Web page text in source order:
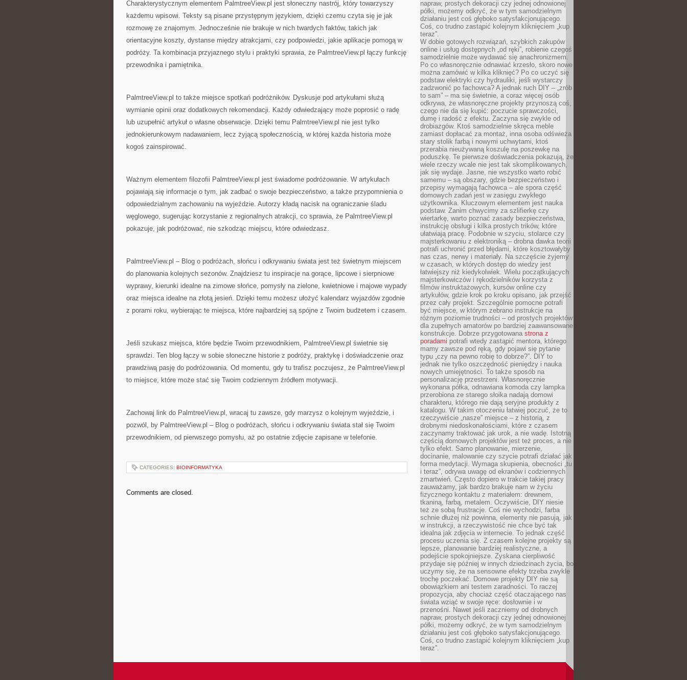
Charakterystycznym elementem PalmtreeView.pl jest słoneczny nastrój, który towarzyszy
każdemu wpisowi. Teksty są pisane przystępnym językiem, dzięki czemu czyta się je jak
rozmowę ze znajomym. Jednocześnie nie brakuje w nich twardych faktów, takich jak
orientacyjne koszty, dystanse między atrakcjami, czy podpowiedzi, jakie aplikacje pomogą w
podróży. Ta kombinacja przyjaznego stylu i praktyki sprawia, że PalmtreeView.pl łączy funkcję
przewodnika i pamiętnika.
PalmtreeView.pl to także miejsce spotkań podróżników. Dyskusje pod artykułami służą
wymianie opinii oraz dodatkowych rekomendacji. Każdy odwiedzający może poprosić o radę
lub uzupełnić artykuł o własne obserwacje. Dzięki temu PalmtreeView.pl nie jest tylko
jednokierunkowym nadawaniem, lecz żyjącą społecznością, w której każda historia może
kogoś zainspirować.
Ważnym elementem filozofii PalmtreeView.pl jest świadome podróżowanie. W artykułach
pojawiają się informacje o tym, jak zadbać o swoje bezpieczeństwo, a także przypomnienia o
odpowiedzialnym zachowaniu na wyjeździe. Autorzy kładą nacisk na ograniczanie śladu
węglowego, sugerując korzystanie z regionalnych atrakcji, co sprawia, że PalmtreeView.pl
pokazuje, jak podróżować, nie szkodząc miejscu, które odwiedzasz.
PalmtreeView.pl – Blog o podróżach, słońcu i odkrywaniu świata jest też świetnym miejscem
do planowania kolejnych sezonów. Znajdziesz tu inspiracje na gorące, lipcowe i sierpniowe
wyprawy, kierunki idealne na zimowe słońce, pomysły na zielone, kwietniowe i majowe wypady
oraz miejsca idealne na złotą jesień. Dzięki temu możesz ułożyć kalendarz wyjazdów zgodnie
z porami roku, wybierając te miejsca, które najbardziej są spójne z Twoim budżetem i czasem.
Jeśli szukasz miejsca, które będzie Twoim przewodnikiem, PalmtreeView.pl świetnie się
sprawdzi. Ten blog łączy w sobie słoneczne historie z podróży, praktykę i doświadczenie oraz
prawdziwą pasję do podróżowania. Od momentu, gdy tu trafisz poczujesz, że PalmtreeView.pl
to miejsce, które może stać się Twoim codziennym źródłem motywacji.
Zachowaj link do PalmtreeView.pl, wracaj tu zawsze, gdy marzysz o kolejnym wyjeździe, i
pozwól, by PalmtreeView.pl – Blog o podróżach, słońcu i odkrywaniu świata stał się Twoim
przewodnikiem, od pierwszego pomysłu, aż po ostatnie zdjęcie zapisane w telefonie.
CATEGORIES: BIOINFORMATYKA
Comments are closed.
napraw, prostych dekoracji czy jednej odnowionej
półki, możemy odkryć, że w tym samodzielnym
działaniu jest coś głęboko satysfakcjonującego.
Coś, co trudno zastąpić kolejnym kliknięciem „kup
teraz”.
W dobie gotowych rozwiązań, szybkich zakupów
online i usług dostępnych „od ręki”, robienie czegoś
samodzielnie może wydawać się anachronizmem.
Po co własnoręcznie odnawiać krzesło, skoro nowe
można zamówić w kilka kliknięć? Po co uczyć się
podstaw elektryki czy hydrauliki, jeśli wystarczy
zadzwonić po fachowca? A jednak ruch DIY – „zrób
to sam” – ma się świetnie, a coraz więcej osób
odkrywa, że własnoręczne projekty przynoszą coś,
czego nie da się kupić: poczucie sprawczości,
dumę i radość z efektu. Zaczyna się zwykle od
drobiazgów. Ktoś samodzielnie skręca meble
zamiast dopłacać za montaż, inna osoba odświeża
stary stolik farbą i nowymi uchwytami, ktoś
przerabia nieużywaną koszulę na poszewkę na
poduszkę. Te pierwsze doświadczenia pokazują, że
wiele rzeczy wcale nie jest tak skomplikowanych,
jak się wydaje. Jasne, nie wszystko warto robić
samemu – są obszary, gdzie bezpieczeństwo i
przepisy wymagają fachowca – ale spora część
domowych zadań jest w zasięgu zwykłego
użytkownika. Kluczowym elementem jest nauka
podstaw. Zanim chwycimy za szlifierkę czy
wiertarkę, warto poznać zasady bezpieczeństwa,
instrukcję obsługi i kilka prostych trików, które
ułatwiają pracę. Podobnie w szyciu, stolarce czy
majsterkowaniu z elektroniką – drobna dawka teorii
potrafi uchronić przed błędami, które kosztowałyby
nas czas, nerwy i materiały. Na szczęście żyjemy
w czasach, w których dostęp do wiedzy jest
łatwiejszy niż kiedykolwiek. Wielu początkujących
majsterkowiczów i rękodzielników korzysta z
filmów instruktażowych, kursów online czy
artykułów, gdzie krok po kroku opisano, jak przejść
przez cały projekt. Szczególnie pomocne potrafi
być miejsce, w którym zebrano instrukcje na
różnym poziomie trudności – od prostych projektów
dla zupełnych amatorów po bardziej zaawansowane
konstrukcje. Dobrze przygotowana strona z
poradami potrafi wtedy zastąpić mentora, którego
mamy zawsze pod ręką, gdy pojawi się pytanie
typu „czy na pewno robię to dobrze?”. DIY to
jednak nie tylko oszczędność pieniędzy i nauka
nowych umiejętności. To także sposób na
personalizację przestrzeni. Własnoręcznie
wykonana półka, odnawiana komoda czy lampka
przerobiona ze starego słoika nadają domowi
charakteru, którego nie dają seryjne produkty z
katalogu. W takim otoczeniu łatwiej poczuć, że to
rzeczywiście „nasze” miejsce – z historią, z
drobnymi niedoskonałościami, które z czasem
zaczynamy traktować jak urok, a nie wadę. Istotną
częścią domowych projektów jest też proces, a nie
tylko efekt. Samo planowanie, mierzenie,
docinanie, malowanie czy szycie potrafi działać jak
forma medytacji. Wymaga skupienia, obecności „tu
i teraz”, odrywa uwagę od ekranów i codziennych
zmartwień. Często dopiero w trakcie takiej pracy
zauważamy, jak bardzo brakuje nam w życiu
fizycznego kontaktu z materiałem: drewnem,
tkaniną, farbą, metalem. Oczywiście, DIY niesie
też ze sobą frustracje. Coś nie wychodzi, farba
schnie dłużej niż powinna, elementy nie pasują, jak
w instrukcji, a rzeczywistość nie chce być tak
idealna jak zdjęcia w internecie. To jednak część
procesu uczenia się. Z czasem kolejne projekty są
lepsze, planowanie bardziej realistyczne, a
podejście spokojniejsze. Zyskana cierpliwość
przydaje się później w innych dziedzinach życia, bo
uczymy się, że na sensowne efekty trzeba zwykle
trochę poczekać. Domowe projekty DIY nie są
obowiązkiem ani testem zaradności. To raczej
propozycja, aby chociaż część otaczającego nas
świata wziąć w swoje ręce: dosłownie i w
przenośni. Nawet jeśli zaczniemy od drobnych
napraw, prostych dekoracji czy jednej odnowionej
półki, możemy odkryć, że w tym samodzielnym
działaniu jest coś głęboko satysfakcjonującego.
Coś, co trudno zastąpić kolejnym kliknięciem „kup
teraz”.